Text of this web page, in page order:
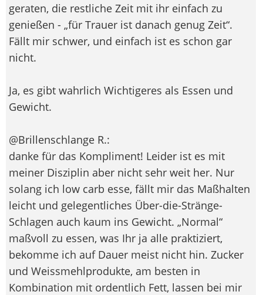
geraten, die restliche Zeit mit ihr einfach zu
genießen - „für Trauer ist danach genug Zeit“.
Fällt mir schwer, und einfach ist es schon gar
nicht.
Ja, es gibt wahrlich Wichtigeres als Essen und
Gewicht.
@Brillenschlange R.:
danke für das Kompliment! Leider ist es mit
meiner Disziplin aber nicht sehr weit her. Nur
solang ich low carb esse, fällt mir das Maßhalten
leicht und gelegentliches Über-die-Stränge-
Schlagen auch kaum ins Gewicht. „Normal“
maßvoll zu essen, was Ihr ja alle praktiziert,
bekomme ich auf Dauer meist nicht hin. Zucker
und Weissmehlprodukte, am besten in
Kombination mit ordentlich Fett, lassen bei mir